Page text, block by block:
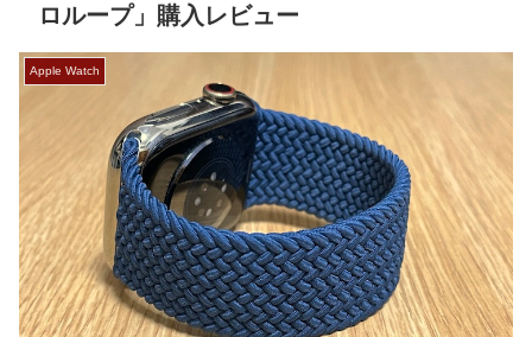
ロループ」購入レビュー
Apple Watch